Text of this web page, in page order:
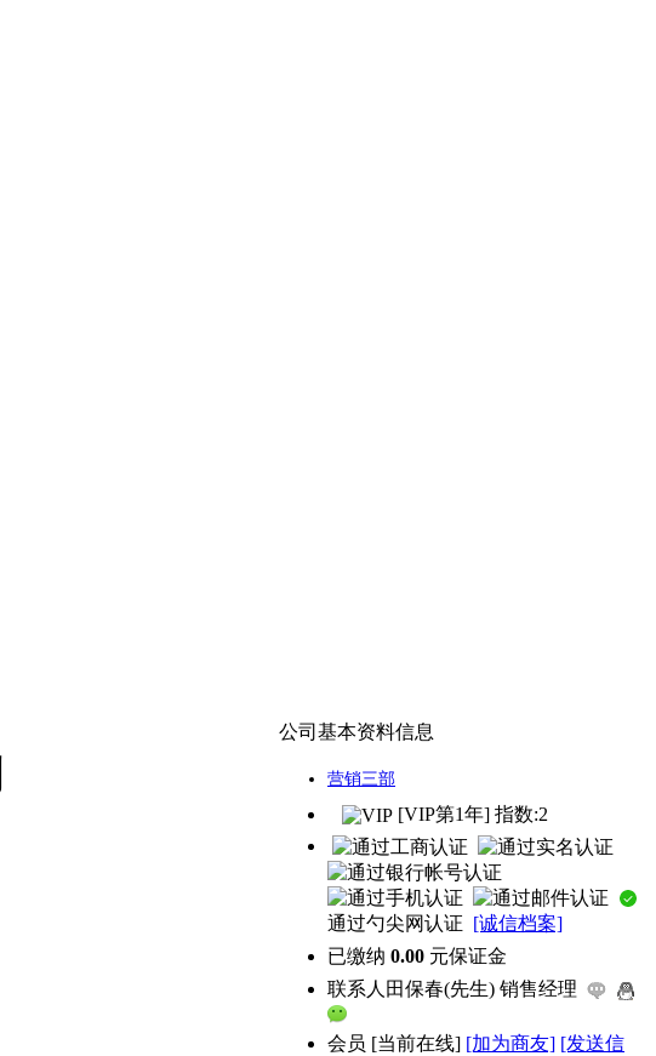
公司基本资料信息
营销三部
[VIP第1年] 指数:2
通过勺尖网认证 [诚信档案]
已缴纳 0.00 元保证金
联系人 田保春(先生) 销售经理
会员 [当前在线] [加为商友] [发送信